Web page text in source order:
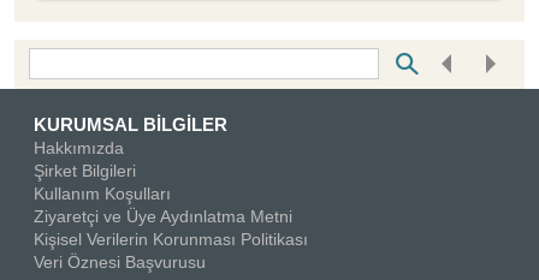
KURUMSAL BİLGİLER
Hakkımızda
Şirket Bilgileri
Kullanım Koşulları
Ziyaretçi ve Üye Aydınlatma Metni
Kişisel Verilerin Korunması Politikası
Veri Öznesi Başvurusu